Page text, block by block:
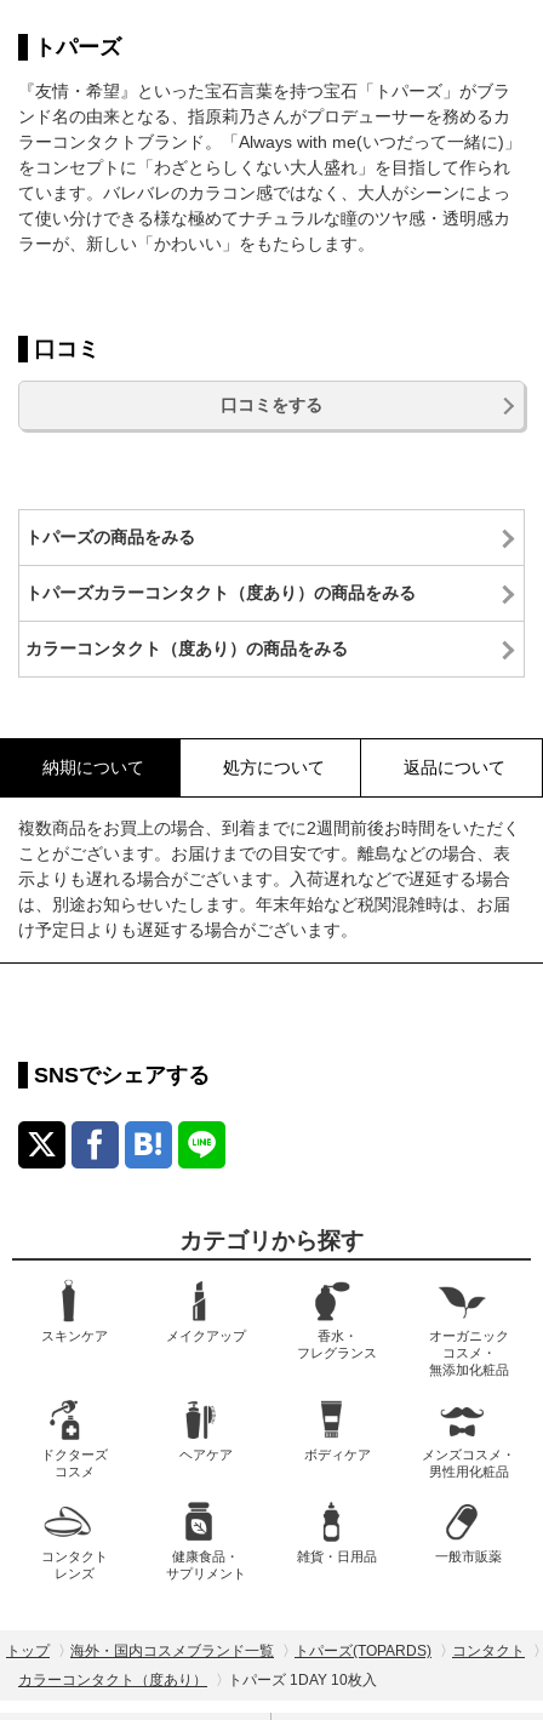
トパーズ
『友情・希望』といった宝石言葉を持つ宝石「トパーズ」がブラ
ンド名の由来となる、指原莉乃さんがプロデューサーを務めるカ
ラーコンタクトブランド。「Always with me(いつだって一緒に)」
をコンセプトに「わざとらしくない大人盛れ」を目指して作られ
ています。バレバレのカラコン感ではなく、大人がシーンによっ
て使い分けできる様な極めてナチュラルな瞳のツヤ感・透明感カ
ラーが、新しい「かわいい」をもたらします。
口コミ
口コミをする
トパーズの商品をみる
トパーズカラーコンタクト（度あり）の商品をみる
カラーコンタクト（度あり）の商品をみる
納期について 処方について 返品について
複数商品をお買上の場合、到着までに2週間前後お時間をいただく
ことがございます。お届けまでの目安です。離島などの場合、表
示よりも遅れる場合がございます。入荷遅れなどで遅延する場合
は、別途お知らせいたします。年末年始など税関混雑時は、お届
け予定日よりも遅延する場合がございます。
SNSでシェアする
カテゴリから探す
スキンケア メイクアップ
香水・
フレグランス
オーガニック
コスメ・
無添加化粧品
ドクターズ
コスメ
ヘアケア ボディケア
メンズコスメ・
男性用化粧品
コンタクト
レンズ
健康食品・
サプリメント
雑貨・日用品 一般市販薬
トップ 海外・国内コスメブランド一覧 トパーズ(TOPARDS)
コンタクト
カラーコンタクト（度あり）
トパーズ 1DAY 10枚入